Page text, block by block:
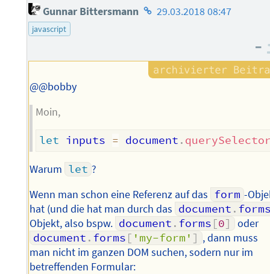
Gunnar Bittersmann Homepage
29.03.2018 08:47
javascript
–
@@bobby
Moin,
let inputs = document .
Warum let ?
Wenn man schon eine Referenz auf das form -
hat (und die hat man durch das document .
Objekt, also bspw. document . forms [0]
oder
document . forms [ 'my-form' ] , dann muss
man nicht im ganzen DOM suchen, sodern nur im
betreffenden Formular: